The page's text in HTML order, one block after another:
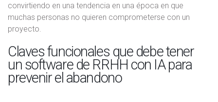
convirtiendo en una tendencia en una época en que
muchas personas no quieren comprometerse con un
proyecto.
Claves funcionales que debe tener
un software de RRHH con IA para
prevenir el abandono